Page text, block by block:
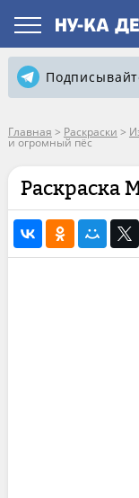
Главная > Раскраски >
и огромный пёс
Раскраска